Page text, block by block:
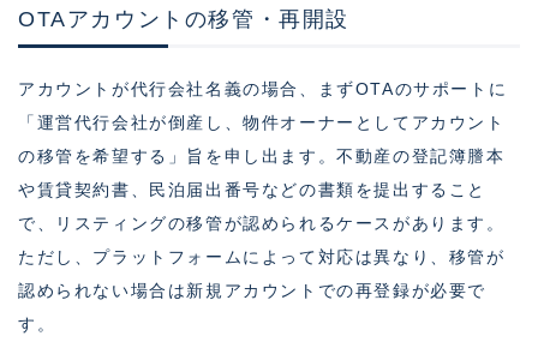
OTAアカウントの移管・再開設
アカウントが代行会社名義の場合、まずOTAのサポートに
「運営代行会社が倒産し、物件オーナーとしてアカウント
の移管を希望する」旨を申し出ます。不動産の登記簿謄本
や賃貸契約書、民泊届出番号などの書類を提出すること
で、リスティングの移管が認められるケースがあります。
ただし、プラットフォームによって対応は異なり、移管が
認められない場合は新規アカウントでの再登録が必要で
す。